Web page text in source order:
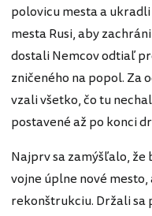
polovicu mesta a
mesta Rusi, aby
dostali Nemcov odtiaľ
zničeného na popol. Za
vzali všetko, čo tu
postavené až po konci
Najprv sa zamýšľalo, že
vojne úplne nové
rekonštrukciu. Držali